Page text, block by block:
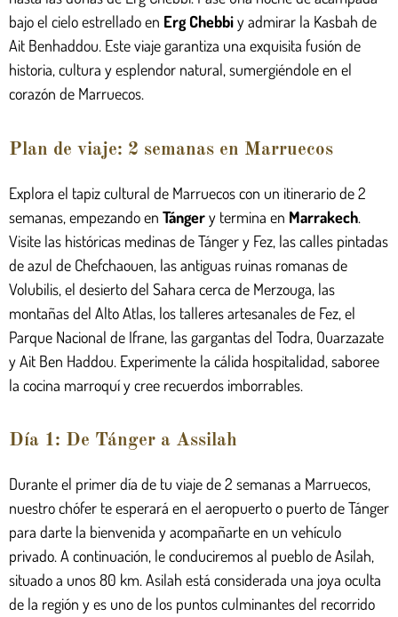
bajo el cielo estrellado en Erg Chebbiy admirar la Kasbah de
Ait Benhaddou. Este viaje garantiza una exquisita fusión de
historia, cultura y esplendor natural, sumergiéndole en el
corazón de Marruecos.
Plan de viaje: 2 semanas en Marruecos
Explora el tapiz cultural de Marruecos con un itinerario de 2
semanas, empezando en Tángery termina en Marrakech.
Visite las históricas medinas de Tánger y Fez, las calles pintadas
de azul de Chefchaouen, las antiguas ruinas romanas de
Volubilis, el desierto del Sahara cerca de Merzouga, las
montañas del Alto Atlas, los talleres artesanales de Fez, el
Parque Nacional de Ifrane, las gargantas del Todra, Ouarzazate
y Ait Ben Haddou. Experimente la cálida hospitalidad, saboree
la cocina marroquí y cree recuerdos imborrables.
Día 1: De Tánger a Assilah
Durante el primer día de tu viaje de 2 semanas a Marruecos,
nuestro chófer te esperará en el aeropuerto o puerto de Tánger
para darte la bienvenida y acompañarte en un vehículo
privado. A continuación, le conduciremos al pueblo de Asilah,
situado a unos 80 km. Asilah está considerada una joya oculta
de la región y es uno de los puntos culminantes del recorrido